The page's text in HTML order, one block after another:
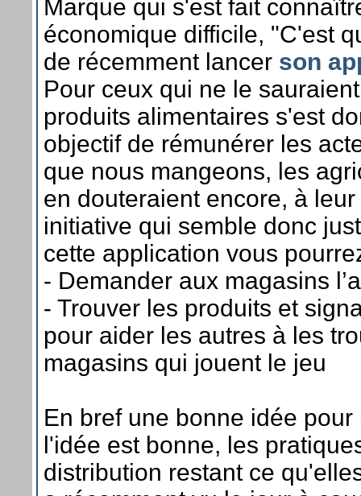
Marque qui s'est fait
économique difficile, "C'est
de récemment lancer son
Pour ceux qui ne le
produits alimentaires s'est
objectif de rémunérer les
que nous mangeons, les
en douteraient encore, à
initiative qui semble donc
cette application vous
- Demander aux magasins
- Trouver les produits et
pour aider les autres à les
magasins qui jouent le jeu
En bref une bonne idée
l'idée est bonne, les
distribution restant ce